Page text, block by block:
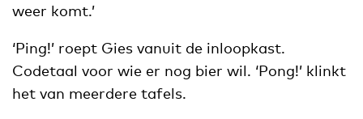
weer komt.’
‘Ping!’ roept Gies vanuit de inloopkast.
Codetaal voor wie er nog bier wil. ‘Pong!’ klinkt
het van meerdere tafels.